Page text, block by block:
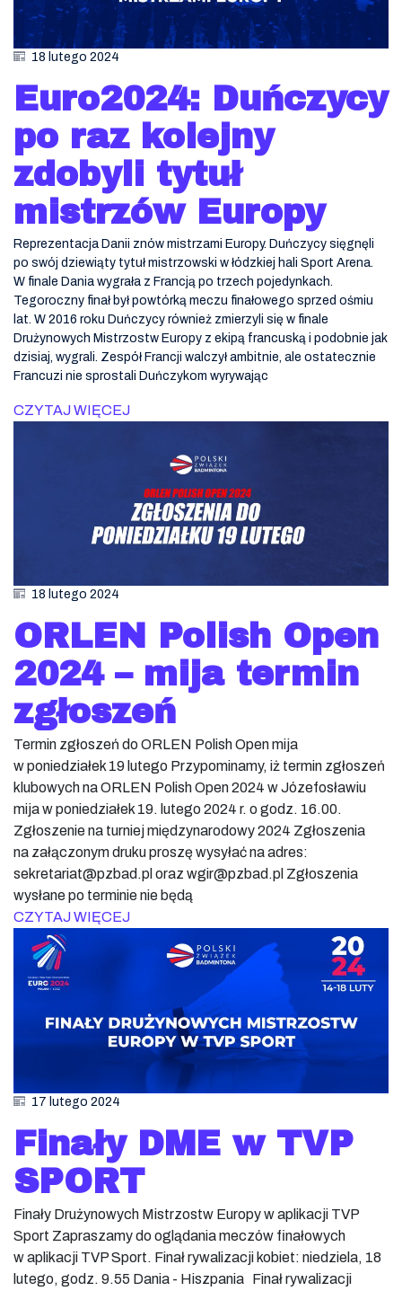
18 lutego 2024
Euro2024: Duńczycy
po raz kolejny
zdobyli tytuł
mistrzów Europy
Reprezentacja Danii znów mistrzami Europy. Duńczycy sięgnęli
po swój dziewiąty tytuł mistrzowski w łódzkiej hali Sport Arena.
W finale Dania wygrała z Francją po trzech pojedynkach.
Tegoroczny finał był powtórką meczu finałowego sprzed ośmiu
lat. W 2016 roku Duńczycy również zmierzyli się w finale
Drużynowych Mistrzostw Europy z ekipą francuską i podobnie jak
dzisiaj, wygrali. Zespół Francji walczył ambitnie, ale ostatecznie
Francuzi nie sprostali Duńczykom wyrywając
CZYTAJ WIĘCEJ
18 lutego 2024
ORLEN Polish Open
2024 – mija termin
zgłoszeń
Termin zgłoszeń do ORLEN Polish Open mija
w poniedziałek 19 lutego Przypominamy, iż termin zgłoszeń
klubowych na ORLEN Polish Open 2024 w Józefosławiu
mija w poniedziałek 19. lutego 2024 r. o godz. 16.00.
Zgłoszenie na turniej międzynarodowy 2024 Zgłoszenia
na załączonym druku proszę wysyłać na adres:
sekretariat@pzbad.pl oraz wgir@pzbad.pl Zgłoszenia
wysłane po terminie nie będą
CZYTAJ WIĘCEJ
17 lutego 2024
Finały DME w TVP
SPORT
Finały Drużynowych Mistrzostw Europy w aplikacji TVP
Sport Zapraszamy do oglądania meczów finałowych
w aplikacji TVP Sport. Finał rywalizacji kobiet: niedziela, 18
lutego, godz. 9.55 Dania - Hiszpania Finał rywalizacji